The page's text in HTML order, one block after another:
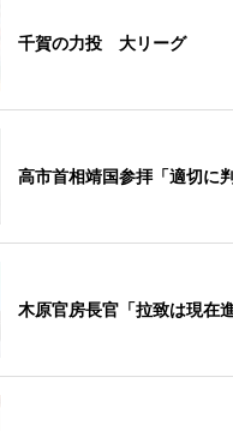
千賀の力投 大リーグ
高市首相靖国参拝「適切に
木原官房長官「拉致は現在